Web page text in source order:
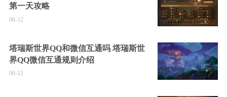
第一天攻略
06-12
塔瑞斯世界QQ和微信互通吗 塔瑞斯世
界QQ微信互通规则介绍
06-12